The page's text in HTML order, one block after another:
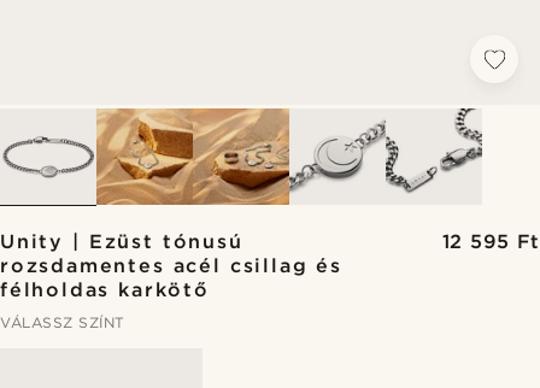
Unity | Ezüst tónusú
rozsdamentes acél csillag és
félholdas karkötő
12 595 Ft
VÁLASSZ SZÍNT